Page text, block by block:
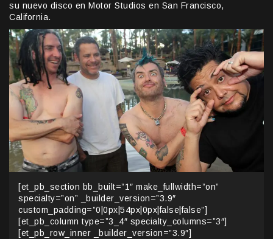
su nuevo disco en Motor Studios en San Francisco,
California.
[et_pb_section bb_built=”1″ make_fullwidth=”on”
specialty=”on” _builder_version=”3.9″
custom_padding=”0|0px|54px|0px|false|false”]
[et_pb_column type=”3_4″ specialty_columns=”3″]
[et_pb_row_inner _builder_version=”3.9″]